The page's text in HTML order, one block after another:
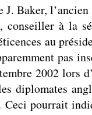
Baker,
conseiller à la
au
pas
2002 lors
diplomates
pourrait